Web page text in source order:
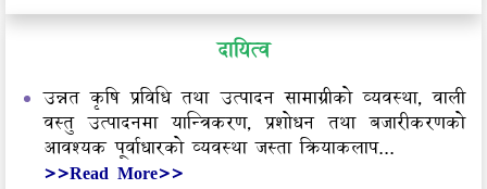
दायित्व
उन्नत कृषि प्रविधि तथा उत्पादन सामाग्रीको व्यवस्था, वाली
वस्तु उत्पादनमा यान्त्रिकरण, प्रशोधन तथा बजारीकरणको
आवश्यक पूर्वाधारको व्यवस्था जस्ता क्रियाकलाप...
>>Read More>>